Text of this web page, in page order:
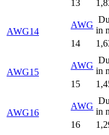
13
AWG14
AWG
in
14
AWG15
AWG
in
15
AWG16
AWG
in
16